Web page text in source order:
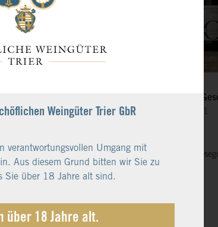
Saar und Ruwer
SEKT 3er
Art.Nr.: G771
Das beste
Weingüter Trier GbR
verantwortungsvollen Umgang mit
Aus diesem Grund bitten wir Sie zu
Sie über 18 Jahre alt sind.
über 18 Jahre alt.